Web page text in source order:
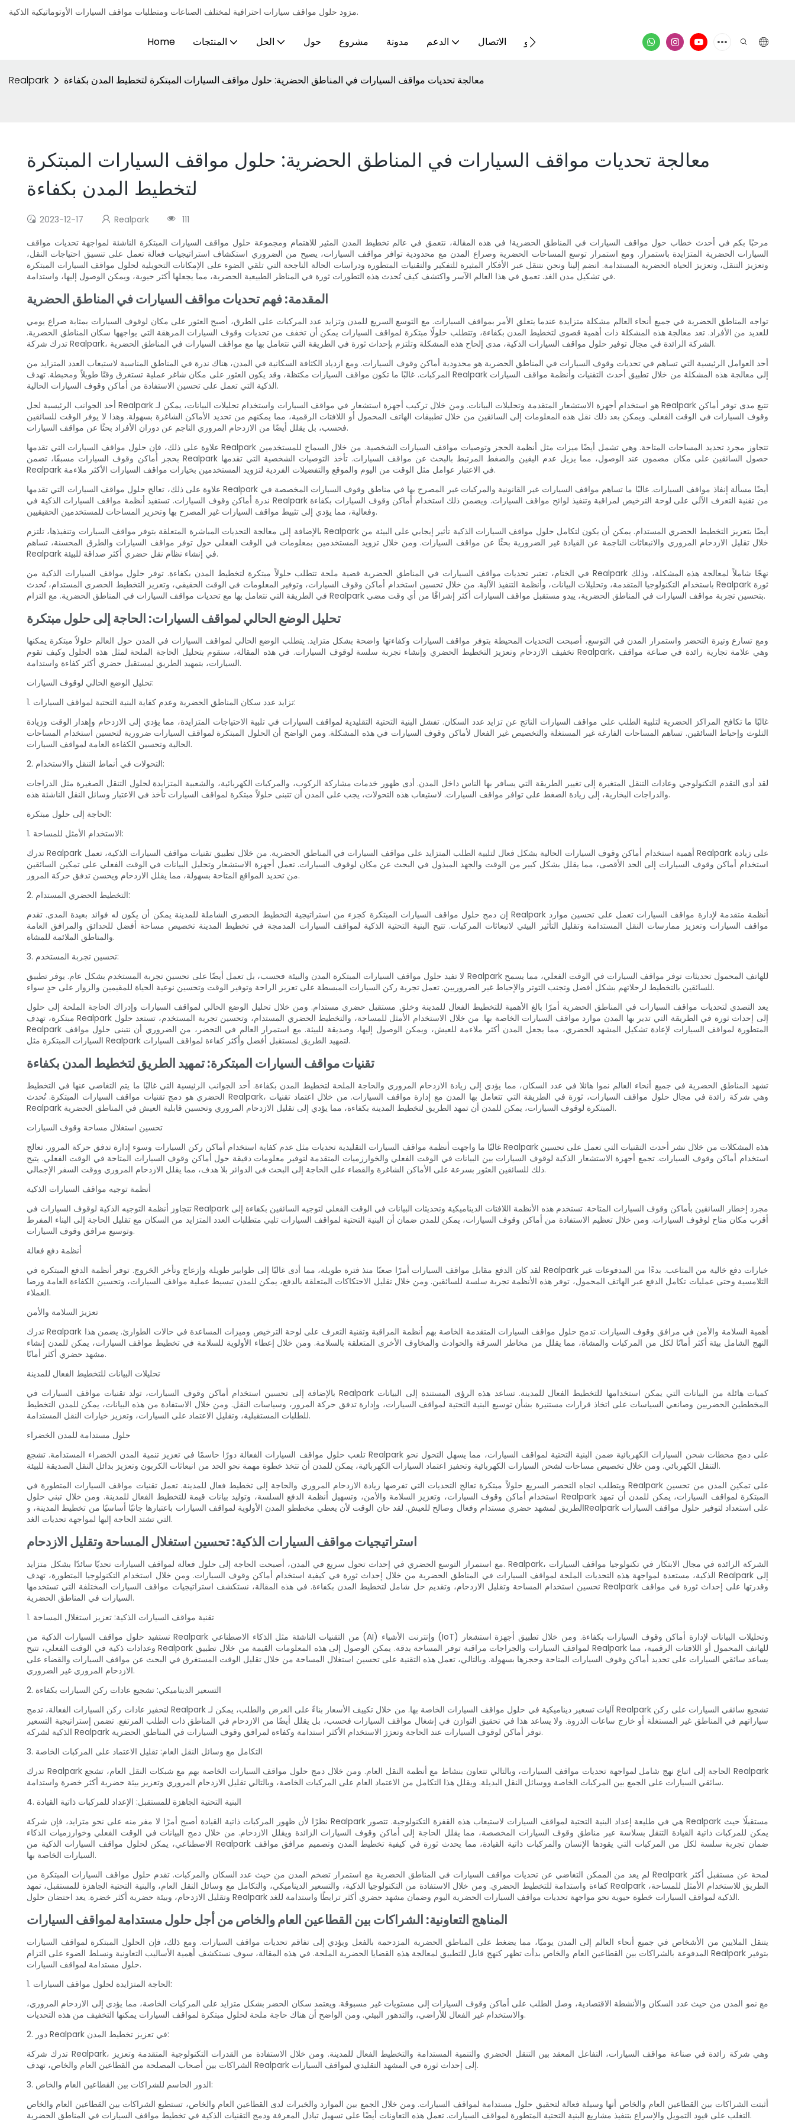
مزود حلول مواقف سيارات احترافية لمختلف الصناعات ومتطلبات مواقف السيارات الأوتوماتيكية الذكية.
Home المنتجات الحل حول مشروع مدونة الدعم الاتصال فيديو
Realpark معالجة تحديات مواقف السيارات في المناطق الحضرية: حلول مواقف السيارات المبتكرة لتخطيط المدن بكفاءة
معالجة تحديات مواقف السيارات في المناطق الحضرية: حلول مواقف السيارات المبتكرة
لتخطيط المدن بكفاءة
2023-12-17 Realpark
111
مرحبًا بكم في أحدث خطاب حول مواقف السيارات في المناطق الحضرية! في هذه المقالة، نتعمق في عالم تخطيط المدن المثير للاهتمام ومجموعة حلول مواقف السيارات المبتكرة الناشئة لمواجهة تحديات مواقف
السيارات الحضرية المتزايدة باستمرار. ومع استمرار توسع المساحات الحضرية وصراع المدن مع محدودية توافر مواقف السيارات، يصبح من الضروري استكشاف استراتيجيات فعالة تعمل على تنسيق احتياجات النقل،
وتعزيز التنقل، وتعزيز الحياة الحضرية المستدامة. انضم إلينا ونحن نتنقل عبر الأفكار المثيرة للتفكير والتقنيات المتطورة ودراسات الحالة الناجحة التي تلقي الضوء على الإمكانات التحويلية لحلول مواقف السيارات المبتكرة
في تشكيل مدن الغد. تعمق في هذا العالم الآسر واكتشف كيف تُحدث هذه التطورات ثورة في المناظر الطبيعية الحضرية، مما يجعلها أكثر حيوية، ويمكن الوصول إليها، واستدامة.
المقدمة: فهم تحديات مواقف السيارات في المناطق الحضرية
تواجه المناطق الحضرية في جميع أنحاء العالم مشكلة متزايدة عندما يتعلق الأمر بمواقف السيارات. مع التوسع السريع للمدن وتزايد عدد المركبات على الطرق، أصبح العثور على مكان لوقوف السيارات بمثابة صراع يومي
للعديد من الأفراد. تعد معالجة هذه المشكلة ذات أهمية قصوى لتخطيط المدن بكفاءة، وتتطلب حلولًا مبتكرة لمواقف السيارات يمكن أن تخفف من تحديات وقوف السيارات المرهقة التي يواجهها سكان المناطق الحضرية.
تدرك شركة Realpark، الشركة الرائدة في مجال توفير حلول مواقف السيارات الذكية، مدى إلحاح هذه المشكلة وتلتزم بإحداث ثورة في الطريقة التي نتعامل بها مع مواقف السيارات في المناطق الحضرية.
أحد العوامل الرئيسية التي تساهم في تحديات وقوف السيارات في المناطق الحضرية هو محدودية أماكن وقوف السيارات. ومع ازدياد الكثافة السكانية في المدن، هناك ندرة في المناطق المناسبة لاستيعاب العدد المتزايد من
المركبات. غالبًا ما تكون مواقف السيارات مكتظة، وقد يكون العثور على مكان شاغر عملية تستغرق وقتًا طويلاً ومحبطة. تهدف Realpark إلى معالجة هذه المشكلة من خلال تطبيق أحدث التقنيات وأنظمة مواقف السيارات
الذكية التي تعمل على تحسين الاستفادة من أماكن وقوف السيارات الحالية.
أحد الجوانب الرئيسية لحل Realpark هو استخدام أجهزة الاستشعار المتقدمة وتحليلات البيانات. ومن خلال تركيب أجهزة استشعار في مواقف السيارات واستخدام تحليلات البيانات، يمكن لـ Realpark تتبع مدى توفر أماكن
وقوف السيارات في الوقت الفعلي. ويمكن بعد ذلك نقل هذه المعلومات إلى السائقين من خلال تطبيقات الهاتف المحمول أو اللافتات الرقمية، مما يمكنهم من تحديد الأماكن الشاغرة بسهولة. وهذا لا يوفر الوقت للسائقين
فحسب، بل يقلل أيضًا من الازدحام المروري الناجم عن دوران الأفراد بحثًا عن مواقف السيارات.
علاوة على ذلك، فإن حلول مواقف السيارات التي تقدمها Realpark تتجاوز مجرد تحديد المساحات المتاحة. وهي تشمل أيضًا ميزات مثل أنظمة الحجز وتوصيات مواقف السيارات الشخصية. من خلال السماح للمستخدمين
بحجز أماكن وقوف السيارات مسبقًا، تضمن Realpark حصول السائقين على مكان مضمون عند الوصول، مما يزيل عدم اليقين والضغط المرتبط بالبحث عن مواقف السيارات. تأخذ التوصيات الشخصية التي تقدمها
Realpark في الاعتبار عوامل مثل الوقت من اليوم والموقع والتفضيلات الفردية لتزويد المستخدمين بخيارات مواقف السيارات الأكثر ملاءمة.
علاوة على ذلك، تعالج حلول مواقف السيارات التي تقدمها Realpark أيضًا مسألة إنفاذ مواقف السيارات. غالبًا ما تساهم مواقف السيارات غير القانونية والمركبات غير المصرح بها في مناطق وقوف السيارات المخصصة في
ندرة أماكن وقوف السيارات. تستفيد أنظمة مواقف السيارات الذكية في Realpark من تقنية التعرف الآلي على لوحة الترخيص لمراقبة وتنفيذ لوائح مواقف السيارات. ويضمن ذلك استخدام أماكن وقوف السيارات بكفاءة
وفعالية، مما يؤدي إلى تثبيط مواقف السيارات غير المصرح بها وتحرير المساحات للمستخدمين الحقيقيين.
بالإضافة إلى معالجة التحديات المباشرة المتعلقة بتوفر مواقف السيارات وتنفيذها، تلتزم Realpark أيضًا بتعزيز التخطيط الحضري المستدام. يمكن أن يكون لتكامل حلول مواقف السيارات الذكية تأثير إيجابي على البيئة من
خلال تقليل الازدحام المروري والانبعاثات الناجمة عن القيادة غير الضرورية بحثًا عن مواقف السيارات. ومن خلال تزويد المستخدمين بمعلومات في الوقت الفعلي حول توفر مواقف السيارات والطرق المحسنة، تساهم
Realpark في إنشاء نظام نقل حضري أكثر صداقة للبيئة.
في الختام، تعتبر تحديات مواقف السيارات في المناطق الحضرية قضية ملحة تتطلب حلولاً مبتكرة لتخطيط المدن بكفاءة. توفر حلول مواقف السيارات الذكية من Realpark نهجًا شاملاً لمعالجة هذه المشكلة، وذلك
باستخدام التكنولوجيا المتقدمة، وتحليلات البيانات، وأنظمة التنفيذ الآلية. من خلال تحسين استخدام أماكن وقوف السيارات، وتوفير المعلومات في الوقت الحقيقي، وتعزيز التخطيط الحضري المستدام، تُحدث Realpark ثورة
في الطريقة التي نتعامل بها مع تحديات مواقف السيارات في المناطق الحضرية. مع التزام Realpark بتحسين تجربة مواقف السيارات في المناطق الحضرية، يبدو مستقبل مواقف السيارات أكثر إشراقًا من أي وقت مضى.
تحليل الوضع الحالي لمواقف السيارات: الحاجة إلى حلول مبتكرة
ومع تسارع وتيرة التحضر واستمرار المدن في التوسع، أصبحت التحديات المحيطة بتوفر مواقف السيارات وكفاءتها واضحة بشكل متزايد. يتطلب الوضع الحالي لمواقف السيارات في المدن حول العالم حلولاً مبتكرة يمكنها
تخفيف الازدحام وتعزيز التخطيط الحضري وإنشاء تجربة سلسة لوقوف السيارات. في هذه المقالة، سنقوم بتحليل الحاجة الملحة لمثل هذه الحلول وكيف تقوم Realpark، وهي علامة تجارية رائدة في صناعة مواقف
السيارات، بتمهيد الطريق لمستقبل حضري أكثر كفاءة واستدامة.
تحليل الوضع الحالي لوقوف السيارات:
1. تزايد عدد سكان المناطق الحضرية وعدم كفاية البنية التحتية لمواقف السيارات:
غالبًا ما تكافح المراكز الحضرية لتلبية الطلب على مواقف السيارات الناتج عن تزايد عدد السكان. تفشل البنية التحتية التقليدية لمواقف السيارات في تلبية الاحتياجات المتزايدة، مما يؤدي إلى الازدحام وإهدار الوقت وزيادة
التلوث وإحباط السائقين. تساهم المساحات الفارغة غير المستغلة والتخصيص غير الفعال لأماكن وقوف السيارات في هذه المشكلة. ومن الواضح أن الحلول المبتكرة لمواقف السيارات ضرورية لتحسين استخدام المساحات
الحالية وتحسين الكفاءة العامة لمواقف السيارات.
2. التحولات في أنماط التنقل والاستخدام:
لقد أدى التقدم التكنولوجي وعادات التنقل المتغيرة إلى تغيير الطريقة التي يسافر بها الناس داخل المدن. أدى ظهور خدمات مشاركة الركوب، والمركبات الكهربائية، والشعبية المتزايدة لحلول التنقل الصغيرة مثل الدراجات
والدراجات البخارية، إلى زيادة الضغط على توافر مواقف السيارات. لاستيعاب هذه التحولات، يجب على المدن أن تتبنى حلولاً مبتكرة لمواقف السيارات تأخذ في الاعتبار وسائل النقل الناشئة هذه.
الحاجة إلى حلول مبتكرة:
1. الاستخدام الأمثل للمساحة:
تدرك Realpark أهمية استخدام أماكن وقوف السيارات الحالية بشكل فعال لتلبية الطلب المتزايد على مواقف السيارات في المناطق الحضرية. من خلال تطبيق تقنيات مواقف السيارات الذكية، تعمل Realpark على زيادة
استخدام أماكن وقوف السيارات إلى الحد الأقصى، مما يقلل بشكل كبير من الوقت والجهد المبذول في البحث عن مكان لوقوف السيارات. تعمل أجهزة الاستشعار وتحليل البيانات في الوقت الفعلي على تمكين السائقين
من تحديد المواقع المتاحة بسهولة، مما يقلل الازدحام ويحسن تدفق حركة المرور.
2. التخطيط الحضري المستدام:
إن دمج حلول مواقف السيارات المبتكرة كجزء من استراتيجية التخطيط الحضري الشاملة للمدينة يمكن أن يكون له فوائد بعيدة المدى. تقدم Realpark أنظمة متقدمة لإدارة مواقف السيارات تعمل على تحسين موارد
مواقف السيارات وتعزيز ممارسات النقل المستدامة وتقليل التأثير البيئي لانبعاثات المركبات. تتيح البنية التحتية الذكية لمواقف السيارات المدمجة في تخطيط المدينة تخصيص مساحة أفضل للحدائق والمرافق العامة
والمناطق الملائمة للمشاة.
3. تحسين تجربة المستخدم:
لا تفيد حلول مواقف السيارات المبتكرة المدن والبيئة فحسب، بل تعمل أيضًا على تحسين تجربة المستخدم بشكل عام. يوفر تطبيق Realpark للهاتف المحمول تحديثات توفر مواقف السيارات في الوقت الفعلي، مما يسمح
للسائقين بالتخطيط لرحلاتهم بشكل أفضل وتجنب التوتر والإحباط غير الضروريين. تعمل تجربة ركن السيارات المبسطة على تعزيز الراحة وتوفير الوقت وتحسين نوعية الحياة للمقيمين والزوار على حدٍ سواء.
يعد التصدي لتحديات مواقف السيارات في المناطق الحضرية أمرًا بالغ الأهمية للتخطيط الفعال للمدينة وخلق مستقبل حضري مستدام. ومن خلال تحليل الوضع الحالي لمواقف السيارات وإدراك الحاجة الملحة إلى حلول
مبتكرة، تهدف Realpark إلى إحداث ثورة في الطريقة التي تدير بها المدن موارد مواقف السيارات الخاصة بها. من خلال الاستخدام الأمثل للمساحة، والتخطيط الحضري المستدام، وتحسين تجربة المستخدم، تستعد حلول
Realpark المتطورة لمواقف السيارات لإعادة تشكيل المشهد الحضري، مما يجعل المدن أكثر ملاءمة للعيش، ويمكن الوصول إليها، وصديقة للبيئة. مع استمرار العالم في التحضر، من الضروري أن نتبنى حلول مواقف
السيارات المبتكرة مثل Realpark لتمهيد الطريق لمستقبل أفضل وأكثر كفاءة لمواقف السيارات.
تقنيات مواقف السيارات المبتكرة: تمهيد الطريق لتخطيط المدن بكفاءة
تشهد المناطق الحضرية في جميع أنحاء العالم نموا هائلا في عدد السكان، مما يؤدي إلى زيادة الازدحام المروري والحاجة الملحة لتخطيط المدن بكفاءة. أحد الجوانب الرئيسية التي غالبًا ما يتم التغاضي عنها في التخطيط
الحضري هو دمج تقنيات مواقف السيارات المبتكرة. تُحدث Realpark، وهي شركة رائدة في مجال حلول مواقف السيارات، ثورة في الطريقة التي تتعامل بها المدن مع إدارة مواقف السيارات. من خلال اعتماد تقنيات
Realpark المبتكرة لوقوف السيارات، يمكن للمدن أن تمهد الطريق لتخطيط المدينة بكفاءة، مما يؤدي إلى تقليل الازدحام المروري وتحسين قابلية العيش في المناطق الحضرية.
تحسين استغلال مساحة وقوف السيارات
غالبًا ما واجهت أنظمة مواقف السيارات التقليدية تحديات مثل عدم كفاية استخدام أماكن ركن السيارات وسوء إدارة تدفق حركة المرور. تعالج Realpark هذه المشكلات من خلال نشر أحدث التقنيات التي تعمل على تحسين
استخدام أماكن وقوف السيارات. تجمع أجهزة الاستشعار الذكية لوقوف السيارات بين البيانات في الوقت الفعلي والخوارزميات المتقدمة لتوفير معلومات دقيقة حول أماكن وقوف السيارات المتاحة في الوقت الفعلي. يتيح
ذلك للسائقين العثور بسرعة على الأماكن الشاغرة والقضاء على الحاجة إلى البحث في الدوائر بلا هدف، مما يقلل الازدحام المروري ووقت السفر الإجمالي.
أنظمة توجيه مواقف السيارات الذكية
تتجاوز أنظمة التوجيه الذكية لوقوف السيارات في Realpark مجرد إخطار السائقين بأماكن وقوف السيارات المتاحة. تستخدم هذه الأنظمة اللافتات الديناميكية وتحديثات البيانات في الوقت الفعلي لتوجيه السائقين بكفاءة إلى
أقرب مكان متاح لوقوف السيارات. ومن خلال تعظيم الاستفادة من أماكن وقوف السيارات، يمكن للمدن ضمان أن البنية التحتية لمواقف السيارات تلبي متطلبات العدد المتزايد من السكان مع تقليل الحاجة إلى البناء المفرط
وتوسيع مرافق وقوف السيارات.
أنظمة دفع فعالة
لقد كان الدفع مقابل مواقف السيارات أمرًا صعبًا منذ فترة طويلة، مما أدى غالبًا إلى طوابير طويلة وإزعاج وتأخر الخروج. توفر أنظمة الدفع المبتكرة في Realpark خيارات دفع خالية من المتاعب. بدءًا من المدفوعات غير
التلامسية وحتى عمليات تكامل الدفع عبر الهاتف المحمول، توفر هذه الأنظمة تجربة سلسة للسائقين. ومن خلال تقليل الاحتكاكات المتعلقة بالدفع، يمكن للمدن تبسيط عملية مواقف السيارات، وتحسين الكفاءة العامة ورضا
العملاء.
تعزيز السلامة والأمن
تدرك Realpark أهمية السلامة والأمن في مرافق وقوف السيارات. تدمج حلول مواقف السيارات المتقدمة الخاصة بهم أنظمة المراقبة وتقنية التعرف على لوحة الترخيص وميزات المساعدة في حالات الطوارئ. يضمن هذا
النهج الشامل بيئة أكثر أمانًا لكل من المركبات والمشاة، مما يقلل من مخاطر السرقة والحوادث والمخاوف الأخرى المتعلقة بالسلامة. ومن خلال إعطاء الأولوية للسلامة في تخطيط مواقف السيارات، يمكن للمدن إنشاء
مشهد حضري أكثر أمانًا.
تحليلات البيانات للتخطيط الفعال للمدينة
بالإضافة إلى تحسين استخدام أماكن وقوف السيارات، تولد تقنيات مواقف السيارات في Realpark كميات هائلة من البيانات التي يمكن استخدامها للتخطيط الفعال للمدينة. تساعد هذه الرؤى المستندة إلى البيانات
المخططين الحضريين وصانعي السياسات على اتخاذ قرارات مستنيرة بشأن توسيع البنية التحتية لمواقف السيارات، وإدارة تدفق حركة المرور، وسياسات النقل. ومن خلال الاستفادة من هذه البيانات، يمكن للمدن التخطيط
للطلبات المستقبلية، وتقليل الاعتماد على السيارات، وتعزيز خيارات النقل المستدامة.
حلول مستدامة للمدن الخضراء
تلعب حلول مواقف السيارات الفعالة دورًا حاسمًا في تعزيز تنمية المدن الخضراء المستدامة. تشجع Realpark على دمج محطات شحن السيارات الكهربائية ضمن البنية التحتية لمواقف السيارات، مما يسهل التحول نحو
التنقل الكهربائي. ومن خلال تخصيص مساحات لشحن السيارات الكهربائية وتحفيز اعتماد السيارات الكهربائية، يمكن للمدن أن تتخذ خطوة مهمة نحو الحد من انبعاثات الكربون وتعزيز بدائل النقل الصديقة للبيئة.
ويتطلب اتجاه التحضر السريع حلولاً مبتكرة تعالج التحديات التي تفرضها زيادة الازدحام المروري والحاجة إلى تخطيط فعال للمدينة. تعمل تقنيات مواقف السيارات المتطورة في Realpark على تمكين المدن من تحسين
استخدام أماكن وقوف السيارات، وتعزيز السلامة والأمن، وتسهيل أنظمة الدفع السلسة، وتوليد بيانات قيمة للتخطيط الفعال للمدينة. ومن خلال تبني حلول Realpark المبتكرة لمواقف السيارات، يمكن للمدن أن تمهد
الطريق لمشهد حضري مستدام وفعال وصالح للعيش. لقد حان الوقت لأن يعطي مخططو المدن الأولوية لمواقف السيارات باعتبارها جانبًا أساسيًا من تخطيط المدينة، وRealpark على استعداد لتوفير حلول مواقف السيارات
التي تشتد الحاجة إليها لمواجهة تحديات الغد.
استراتيجيات مواقف السيارات الذكية: تحسين استغلال المساحة وتقليل الازدحام
مع استمرار التوسع الحضري في إحداث تحول سريع في المدن، أصبحت الحاجة إلى حلول فعالة لمواقف السيارات تحديًا سائدًا بشكل متزايد. Realpark، الشركة الرائدة في مجال الابتكار في تكنولوجيا مواقف السيارات
الذكية، مستعدة لمواجهة هذه التحديات الملحة لمواقف السيارات في المناطق الحضرية من خلال إحداث ثورة في كيفية استخدام أماكن وقوف السيارات. ومن خلال استخدام التكنولوجيا المتطورة، تهدف Realpark إلى
تحسين استخدام المساحة وتقليل الازدحام، وتقديم حل شامل لتخطيط المدن بكفاءة. في هذه المقالة، نستكشف استراتيجيات مواقف السيارات المختلفة التي تستخدمها Realpark وقدرتها على إحداث ثورة في مواقف
السيارات في المناطق الحضرية.
1. تقنية مواقف السيارات الذكية: تعزيز استغلال المساحة
تستفيد حلول مواقف السيارات الذكية من Realpark من التقنيات الناشئة مثل الذكاء الاصطناعي (AI) وإنترنت الأشياء (IoT) وتحليلات البيانات لإدارة أماكن وقوف السيارات بكفاءة. ومن خلال تطبيق أجهزة استشعار
وعدادات ذكية في الوقت الفعلي، تتيح Realpark لمواقف السيارات والجراجات مراقبة توفر المساحة بدقة. يمكن الوصول إلى هذه المعلومات القيمة من خلال تطبيق Realpark للهاتف المحمول أو اللافتات الرقمية، مما
يساعد سائقي السيارات على تحديد أماكن وقوف السيارات المتاحة وحجزها بسهولة. وبالتالي، تعمل هذه التقنية على تحسين استغلال المساحة من خلال تقليل الوقت المستغرق في البحث عن مواقف السيارات والقضاء على
الازدحام المروري غير الضروري.
2. التسعير الديناميكي: تشجيع عادات ركن السيارات بكفاءة
لتحفيز عادات ركن السيارات الفعالة، تدمج Realpark آليات تسعير ديناميكية في حلول مواقف السيارات الخاصة بها. من خلال تكييف الأسعار بناءً على العرض والطلب، يمكن لـ Realpark تشجيع سائقي السيارات على ركن
سياراتهم في المناطق غير المستغلة أو خارج ساعات الذروة. ولا يساعد هذا في تحقيق التوازن في إشغال مواقف السيارات فحسب، بل يقلل أيضًا من الازدحام في المناطق ذات الطلب المرتفع. تضمن إستراتيجية التسعير
الذكية لشركة Realpark توفر أماكن لوقوف السيارات عند الحاجة وتعزز الاستخدام الأكثر استدامة وكفاءة لمرافق وقوف السيارات في المناطق الحضرية.
3. التكامل مع وسائل النقل العام: تقليل الاعتماد على المركبات الخاصة
تدرك Realpark الحاجة إلى اتباع نهج شامل لمواجهة تحديات مواقف السيارات، وبالتالي تتعاون بنشاط مع أنظمة النقل العام. ومن خلال دمج حلول مواقف السيارات الخاصة بهم مع شبكات النقل العام، تشجع Realpark
سائقي السيارات على الجمع بين المركبات الخاصة ووسائل النقل البديلة. ويقلل هذا التكامل من الاعتماد العام على المركبات الخاصة، وبالتالي تقليل الازدحام المروري وتعزيز بيئة حضرية أكثر خضرة واستدامة.
4. البنية التحتية الجاهزة للمستقبل: الإعداد للمركبات ذاتية القيادة
نظرًا لأن ظهور المركبات ذاتية القيادة أصبح أمرًا لا مفر منه على نحو متزايد، فإن شركة Realpark هي في طليعة إعداد البنية التحتية لمواقف السيارات لاستيعاب هذه القفزة التكنولوجية. تتصور Realpark مستقبلًا حيث
يمكن للمركبات ذاتية القيادة التنقل بسلاسة عبر مناطق وقوف السيارات المخصصة، مما يقلل الحاجة إلى أماكن وقوف السيارات الزائدة ويقلل الازدحام. من خلال دمج البيانات في الوقت الفعلي وخوارزميات الذكاء
الاصطناعي، يمكن لحلول مواقف السيارات الذكية من Realpark ضمان تجربة سلسة لكل من المركبات التي يقودها الإنسان والمركبات ذاتية القيادة، مما يحدث ثورة في كيفية تخطيط المدن وتصميم مرافق مواقف
السيارات الخاصة بها.
لم يعد من الممكن التغاضي عن تحديات مواقف السيارات في المناطق الحضرية مع استمرار تضخم المدن من حيث عدد السكان والمركبات. تقدم حلول مواقف السيارات المبتكرة من Realpark لمحة عن مستقبل أكثر
كفاءة واستدامة للتخطيط الحضري. ومن خلال الاستفادة من التكنولوجيا الذكية، والتسعير الديناميكي، والتكامل مع وسائل النقل العام، والبنية التحتية الجاهزة للمستقبل، تمهد Realpark الطريق للاستخدام الأمثل للمساحة،
وتقليل الازدحام، وبيئة حضرية أكثر خضرة. يعد احتضان حلول Realpark الذكية لمواقف السيارات خطوة حيوية نحو مواجهة تحديات مواقف السيارات الحضرية اليوم وضمان مشهد حضري أكثر ترابطًا واستدامة للغد.
المناهج التعاونية: الشراكات بين القطاعين العام والخاص من أجل حلول مستدامة لمواقف السيارات
يتنقل الملايين من الأشخاص في جميع أنحاء العالم إلى المدن يوميًا، مما يضغط على المناطق الحضرية المزدحمة بالفعل ويؤدي إلى تفاقم تحديات مواقف السيارات. ومع ذلك، فإن الحلول المبتكرة لمواقف السيارات
المدفوعة بالشراكات بين القطاعين العام والخاص بدأت تظهر كنهج قابل للتطبيق لمعالجة هذه القضايا الحضرية الملحة. في هذه المقالة، سوف نستكشف أهمية الأساليب التعاونية ونسلط الضوء على التزام Realpark بتوفير
حلول مستدامة لمواقف السيارات.
1. الحاجة المتزايدة لحلول مواقف السيارات:
مع نمو المدن من حيث عدد السكان والأنشطة الاقتصادية، وصل الطلب على أماكن وقوف السيارات إلى مستويات غير مسبوقة. ويعتمد سكان الحضر بشكل متزايد على المركبات الخاصة، مما يؤدي إلى الازدحام المروري،
والاستخدام غير الفعال للأراضي، والتدهور البيئي. ومن الواضح أن هناك حاجة ملحة لحلول مبتكرة لمواقف السيارات يمكنها التخفيف من هذه التحديات.
2. دور Realpark في تعزيز تخطيط المدن:
تدرك شركة Realpark، وهي شركة رائدة في صناعة مواقف السيارات، التفاعل المعقد بين التنقل الحضري والتنمية المستدامة والتخطيط الفعال للمدينة. ومن خلال الاستفادة من القدرات التكنولوجية المتقدمة وتعزيز
الشراكات بين أصحاب المصلحة من القطاعين العام والخاص، تهدف Realpark إلى إحداث ثورة في المشهد التقليدي لمواقف السيارات.
3. الدور الحاسم للشراكات بين القطاعين العام والخاص:
أثبتت الشراكات بين القطاعين العام والخاص أنها وسيلة فعالة لتحقيق حلول مستدامة لمواقف السيارات. ومن خلال الجمع بين الموارد والخبرات لدى القطاعين العام والخاص، تستطيع الشراكات بين القطاعين العام والخاص
التغلب على قيود التمويل والإسراع بتنفيذ مشاريع البنية التحتية المتطورة لمواقف السيارات. تعمل هذه التعاونات أيضًا على تسهيل تبادل المعرفة ودمج التقنيات الذكية في تخطيط مواقف السيارات في المناطق الحضرية.